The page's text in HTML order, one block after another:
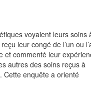
voyaient leurs soins
leur congé de l’un ou
et commenté leur
autres des soins reçus à
Cette enquête a orienté